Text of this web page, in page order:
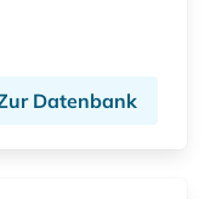
Datenbank